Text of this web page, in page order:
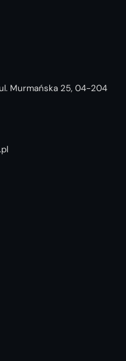
Murmańska 25, 04-204